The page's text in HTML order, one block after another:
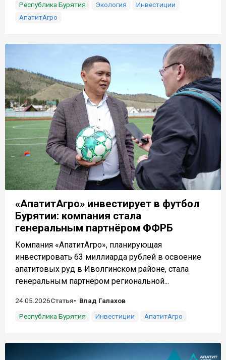
Республика Бурятия
Экология
Инвестиции
АпатитАгро
«АпатитАгро» инвестирует в футбол
Бурятии: компания стала
генеральным партнёром ФФРБ
Компания «АпатитАгро», планирующая
инвестировать 63 миллиарда рублей в освоение
апатитовых руд в Иволгинском районе, стала
генеральным партнёром региональной...
24.05.2026Статья
Влад Галахов
Республика Бурятия
Инвестиции АпатитАгро